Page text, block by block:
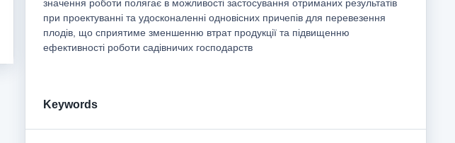
значення роботи полягає в можливості застосування отриманих результатів
при проектуванні та удосконаленні одновісних причепів для перевезення
плодів, що сприятиме зменшенню втрат продукції та підвищенню
ефективності роботи садівничих господарств
Keywords